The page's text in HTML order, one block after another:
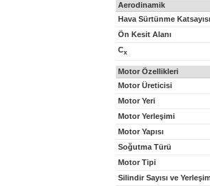
Aerodinamik
Hava Sürtünme Katsayısı
Ön Kesit Alanı
Cx
Motor Özellikleri
Motor Üreticisi
Motor Yeri
Motor Yerleşimi
Motor Yapısı
Soğutma Türü
Motor Tipi
Silindir Sayısı ve